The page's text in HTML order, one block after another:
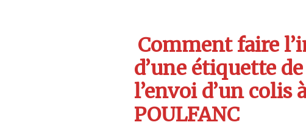
Comment faire
d’une étiquette
l’envoi d’un colis
POULFANC